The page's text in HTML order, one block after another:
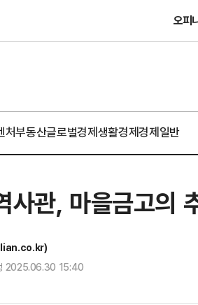
오피
처부동산글로벌경제생활경제경제일반
사관, 마을금고의
2025.06.30 15:40